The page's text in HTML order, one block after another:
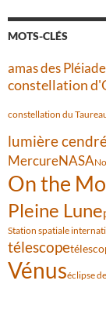
MOTS-CLÉS
amas des
constellation
constellation du
lumière
MercureNASA
On the
Pleine Lune
Station spatiale
télescope
Vénuséclipse